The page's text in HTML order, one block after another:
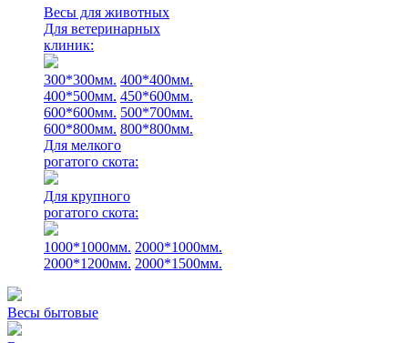
Весы для животных
Для ветеринарных
клиник:
300*300мм. 400*400мм.
400*500мм. 450*600мм.
600*600мм. 500*700мм.
600*800мм. 800*800мм.
Для мелкого
рогатого скота:
Для крупного
рогатого скота:
1000*1000мм. 2000*1000мм.
2000*1200мм. 2000*1500мм.
Весы бытовые